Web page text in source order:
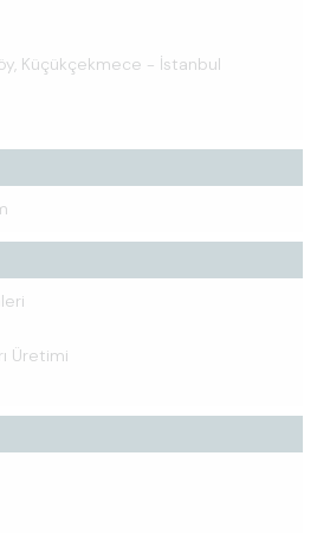
Küçükçekmece - İstanbul
Üretimi